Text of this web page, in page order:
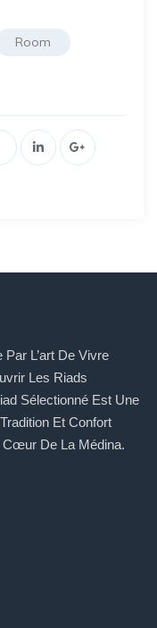
Room
L’art De Vivre
Les Riads
Sélectionné Est Une
Et Confort
Cœur De La Médina.